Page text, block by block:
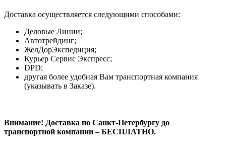
Доставка осуществляется следующими способами:
Деловые Линии;
Автотрейдинг;
ЖелДорЭкспедиция;
Курьер Сервис Экспресс;
DPD;
другая более удобная Вам транспортная компания
(указывать в Заказе).
Внимание! Доставка по Санкт-Петербургу до
транспортной компании – БЕСПЛАТНО.